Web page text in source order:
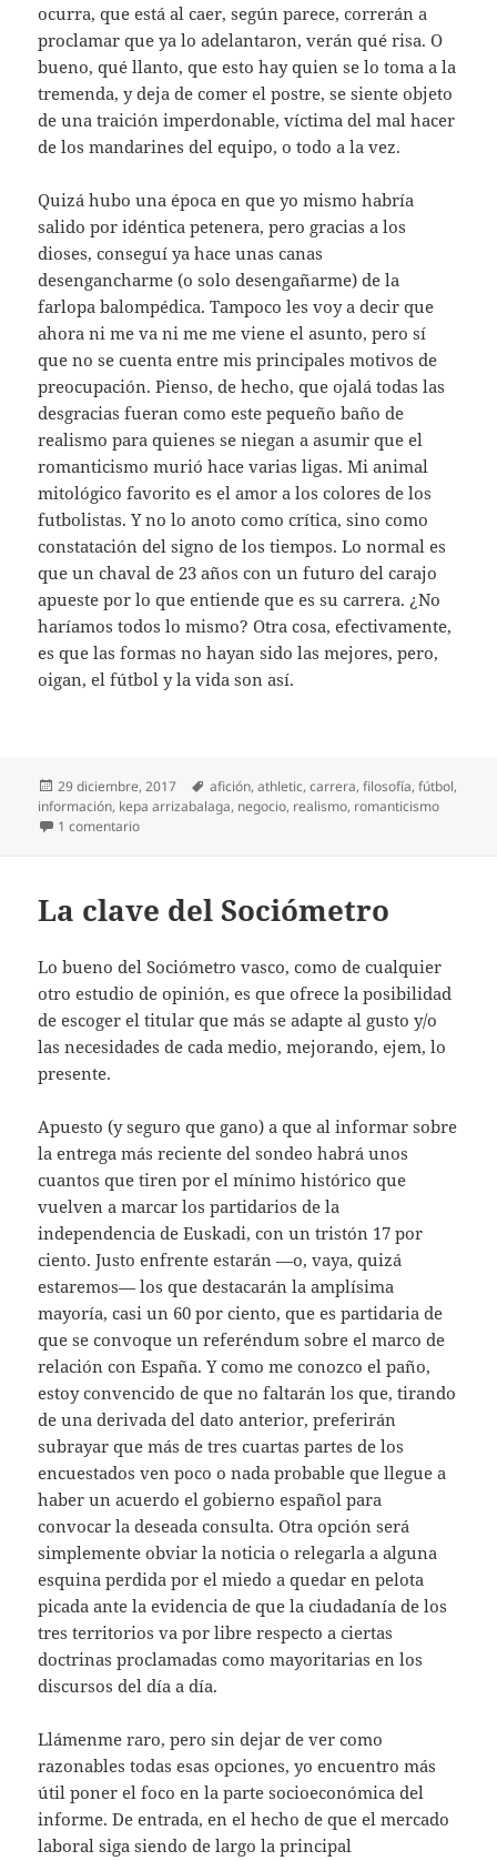
ocurra, que está al caer, según parece, correrán a
proclamar que ya lo adelantaron, verán qué risa. O
bueno, qué llanto, que esto hay quien se lo toma a la
tremenda, y deja de comer el postre, se siente objeto
de una traición imperdonable, víctima del mal hacer
de los mandarines del equipo, o todo a la vez.
Quizá hubo una época en que yo mismo habría
salido por idéntica petenera, pero gracias a los
dioses, conseguí ya hace unas canas
desengancharme (o solo desengañarme) de la
farlopa balompédica. Tampoco les voy a decir que
ahora ni me va ni me me viene el asunto, pero sí
que no se cuenta entre mis principales motivos de
preocupación. Pienso, de hecho, que ojalá todas las
desgracias fueran como este pequeño baño de
realismo para quienes se niegan a asumir que el
romanticismo murió hace varias ligas. Mi animal
mitológico favorito es el amor a los colores de los
futbolistas. Y no lo anoto como crítica, sino como
constatación del signo de los tiempos. Lo normal es
que un chaval de 23 años con un futuro del carajo
apueste por lo que entiende que es su carrera. ¿No
haríamos todos lo mismo? Otra cosa, efectivamente,
es que las formas no hayan sido las mejores, pero,
oigan, el fútbol y la vida son así.
Publicado
el
29 diciembre, 2017 Etiquetas
afición,athletic,carrera,filosofía,fútbol,
información, kepa arrizabalaga, negocio, realismo, romanticismo
1 comentarioen Si se va, pues adiós
La clave del Sociómetro
Lo bueno del Sociómetro vasco, como de cualquier
otro estudio de opinión, es que ofrece la posibilidad
de escoger el titular que más se adapte al gusto y/o
las necesidades de cada medio, mejorando, ejem, lo
presente.
Apuesto (y seguro que gano) a que al informar sobre
la entrega más reciente del sondeo habrá unos
cuantos que tiren por el mínimo histórico que
vuelven a marcar los partidarios de la
independencia de Euskadi, con un tristón 17 por
ciento. Justo enfrente estarán —o, vaya, quizá
estaremos— los que destacarán la amplísima
mayoría, casi un 60 por ciento, que es partidaria de
que se convoque un referéndum sobre el marco de
relación con España. Y como me conozco el paño,
estoy convencido de que no faltarán los que, tirando
de una derivada del dato anterior, preferirán
subrayar que más de tres cuartas partes de los
encuestados ven poco o nada probable que llegue a
haber un acuerdo el gobierno español para
convocar la deseada consulta. Otra opción será
simplemente obviar la noticia o relegarla a alguna
esquina perdida por el miedo a quedar en pelota
picada ante la evidencia de que la ciudadanía de los
tres territorios va por libre respecto a ciertas
doctrinas proclamadas como mayoritarias en los
discursos del día a día.
Llámenme raro, pero sin dejar de ver como
razonables todas esas opciones, yo encuentro más
útil poner el foco en la parte socioeconómica del
informe. De entrada, en el hecho de que el mercado
laboral siga siendo de largo la principal